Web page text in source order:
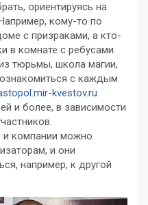
ориентируясь на
кому-то по
с призраками, а кто-
в комнате с ребусами.
тюрьмы, школа магии,
с каждым
kvestov.ru
и более, в зависимости
и компании можно
и они
например, к другой